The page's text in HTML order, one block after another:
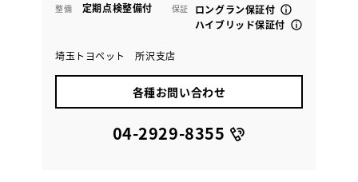
整備 定期点検整備付 保証
ロングラン保証付
ハイブリッド保証付
埼玉トヨペット 所沢支店
各種お問い合わせ
04-2929-8355